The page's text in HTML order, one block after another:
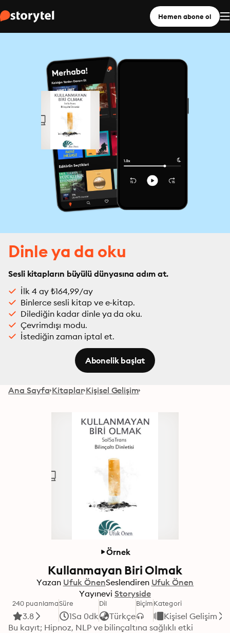
Hemen abone ol
Dinle ya da oku
Sesli kitapların büyülü dünyasına adım at.
İlk 4 ay ₺164,99/ay
Binlerce sesli kitap ve e-kitap.
Dilediğin kadar dinle ya da oku.
Çevrimdışı modu.
İstediğin zaman iptal et.
Abonelik başlat
Ana Sayfa Kitaplar Kişisel Gelişim
Örnek
Kullanmayan Biri Olmak
Yazan Ufuk ÖnenSeslendiren Ufuk Önen
Yayınevi Storyside
240 puanlama
3.8
Süre
1Sa 0dk
Dil
Türkçe
BiçimKategori
Kişisel Gelişim
Bu kayıt; Hipnoz, NLP ve bilinçaltına sağlıklı etki